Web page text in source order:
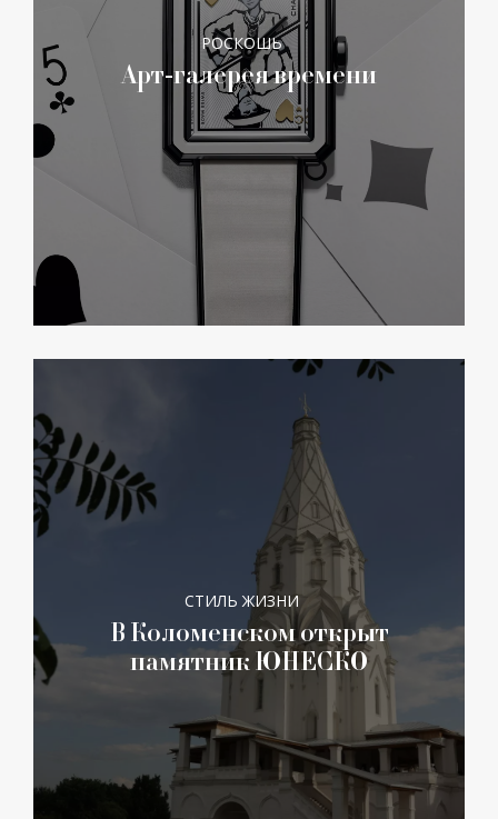
РОСКОШЬ
Арт-галерея времени
СТИЛЬ ЖИЗНИ
В Коломенском открыт
памятник ЮНЕСКО